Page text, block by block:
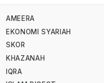
AMEERA
EKONOMI SYARIAH
SKOR
KHAZANAH
IQRA